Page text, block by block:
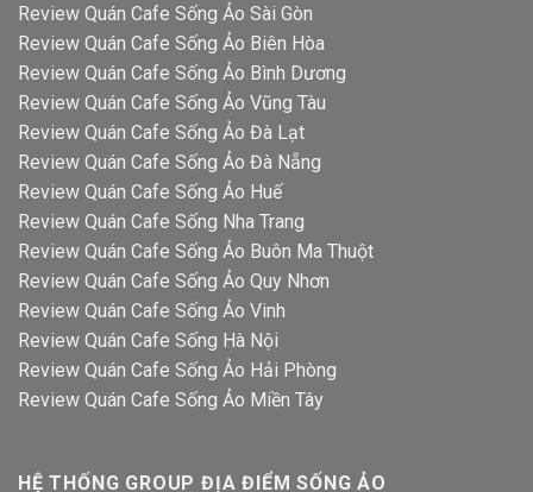
Review Quán Cafe Sống Ảo Sài Gòn
Review Quán Cafe Sống Ảo Biên Hòa
Review Quán Cafe Sống Ảo Bình Dương
Review Quán Cafe Sống Ảo Vũng Tàu
Review Quán Cafe Sống Ảo Đà Lạt
Review Quán Cafe Sống Ảo Đà Nẵng
Review Quán Cafe Sống Ảo Huế
Review Quán Cafe Sống Nha Trang
Review Quán Cafe Sống Ảo Buôn Ma Thuột
Review Quán Cafe Sống Ảo Quy Nhơn
Review Quán Cafe Sống Ảo Vinh
Review Quán Cafe Sống Hà Nội
Review Quán Cafe Sống Ảo Hải Phòng
Review Quán Cafe Sống Ảo Miền Tây
HỆ THỐNG GROUP ĐỊA ĐIỂM SỐNG ẢO